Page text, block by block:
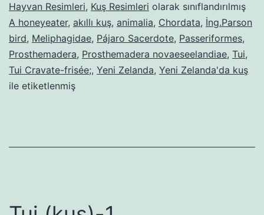
Hayvan Resimleri, Kuş Resimleri olarak sınıflandırılmış
A honeyeater, akıllı kuş, animalia, Chordata, İng.Parson
bird, Meliphagidae, Pájaro Sacerdote, Passeriformes,
Prosthemadera, Prosthemadera novaeseelandiae, Tui,
Tui Cravate-frisée;, Yeni Zelanda, Yeni Zelanda'da kuş
ile etiketlenmiş